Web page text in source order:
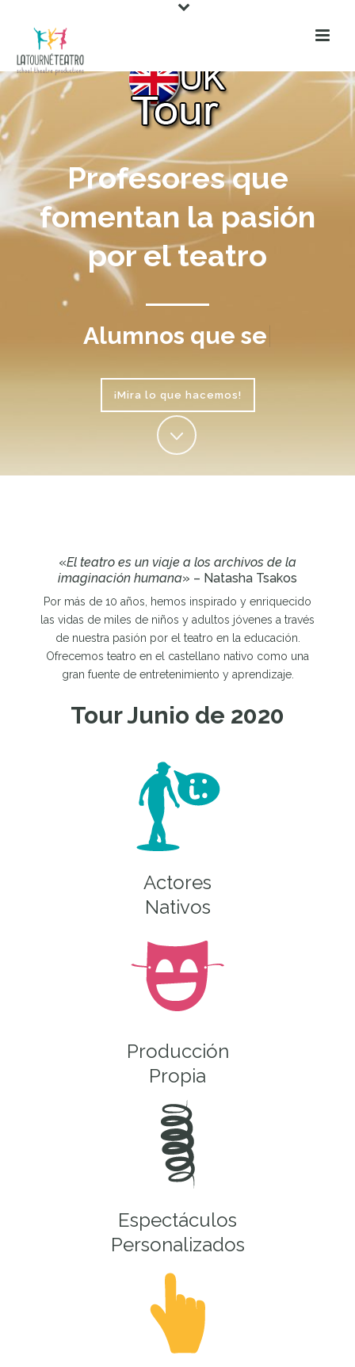
Profesores que
fomentan la pasión
por el teatro
Alumnos quese des
¡Mira lo que hacemos!
«El teatro es un viaje a los archivos de la
imaginación humana» – Natasha Tsakos
Por más de 10 años, hemos inspirado y enriquecido
las vidas de miles de niños y adultos jóvenes a través
de nuestra pasión por el teatro en la educación.
Ofrecemos teatro en el castellano nativo como una
gran fuente de entretenimiento y aprendizaje.
Tour Junio de 2020
Actores
Nativos
Producción
Propia
Espectáculos
Personalizados